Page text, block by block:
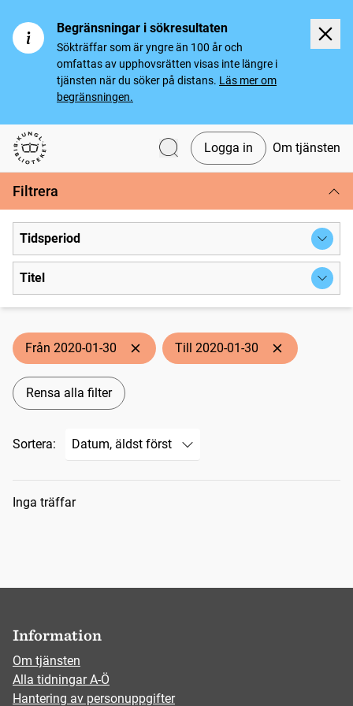
Begränsningar i sökresultaten
Sökträffar som är yngre än 100 år och
omfattas av upphovsrätten visas inte längre i
tjänsten när du söker på distans. Läs mer om
begränsningen.
Svenska tidningar
Logga in Om tjänsten
Filtrera
Tidsperiod
Titel
Från 2020-01-30 Till 2020-01-30
Rensa alla filter
Sortera:
Sökresultat
Inga träffar
Information
Om tjänsten
Alla tidningar A-Ö
Hantering av personuppgifter